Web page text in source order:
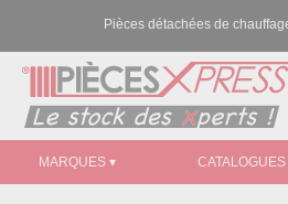
Pièces détachées de
MARQUES ▾ CATALOGUES